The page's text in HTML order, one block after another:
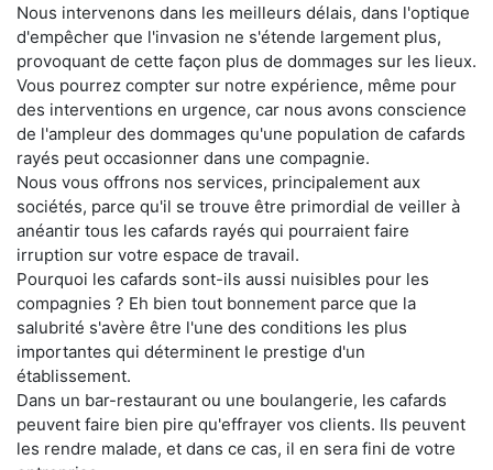
Nous intervenons dans les meilleurs délais, dans l'optique
d'empêcher que l'invasion ne s'étende largement plus,
provoquant de cette façon plus de dommages sur les lieux.
Vous pourrez compter sur notre expérience, même pour
des interventions en urgence, car nous avons conscience
de l'ampleur des dommages qu'une population de cafards
rayés peut occasionner dans une compagnie.
Nous vous offrons nos services, principalement aux
sociétés, parce qu'il se trouve être primordial de veiller à
anéantir tous les cafards rayés qui pourraient faire
irruption sur votre espace de travail.
Pourquoi les cafards sont-ils aussi nuisibles pour les
compagnies ? Eh bien tout bonnement parce que la
salubrité s'avère être l'une des conditions les plus
importantes qui déterminent le prestige d'un
établissement.
Dans un bar-restaurant ou une boulangerie, les cafards
peuvent faire bien pire qu'effrayer vos clients. Ils peuvent
les rendre malade, et dans ce cas, il en sera fini de votre